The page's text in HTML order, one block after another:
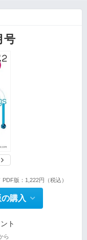
号
版：1,222円（税込）
購入
ト
ら